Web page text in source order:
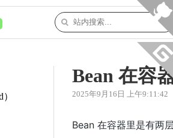
Bean 在容
2025年9月16日 上午9:11:42
Bean 在容器里是有两